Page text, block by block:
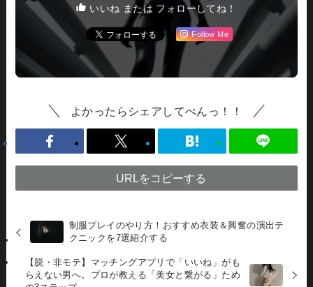
いいね または フォローしてね！
Follow Me
よかったらシェアしてぺんっ！！
URLをコピーする
制服プレイのやり方！おすすめ衣装＆興奮の演出テ
クニックを7選紹介する
【脱・非モテ】マッチングアプリで「いいね」がも
らえない男へ。プロが教える「美女と繋がる」ため